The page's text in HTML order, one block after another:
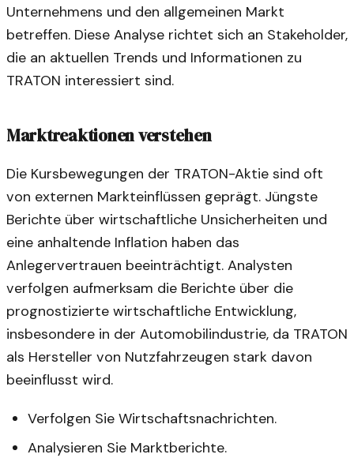
Unternehmens und den allgemeinen Markt
betreffen. Diese Analyse richtet sich an Stakeholder,
die an aktuellen Trends und Informationen zu
TRATON interessiert sind.
Marktreaktionen verstehen
Die Kursbewegungen der TRATON-Aktie sind oft
von externen Markteinflüssen geprägt. Jüngste
Berichte über wirtschaftliche Unsicherheiten und
eine anhaltende Inflation haben das
Anlegervertrauen beeinträchtigt. Analysten
verfolgen aufmerksam die Berichte über die
prognostizierte wirtschaftliche Entwicklung,
insbesondere in der Automobilindustrie, da TRATON
als Hersteller von Nutzfahrzeugen stark davon
beeinflusst wird.
Verfolgen Sie Wirtschaftsnachrichten.
Analysieren Sie Marktberichte.